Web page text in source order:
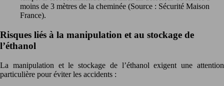
moins de 3 mètres de la cheminée (Source : Sécurité Maison
France).
Risques liés à la manipulation et au stockage de
l’éthanol
La manipulation et le stockage de l’éthanol exigent une attention
particulière pour éviter les accidents :